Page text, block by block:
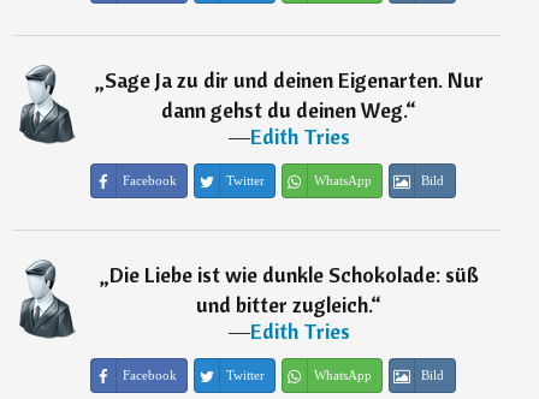
„Sage Ja zu dir und deinen Eigenarten. Nur
dann gehst du deinen Weg.“
―Edith Tries
Facebook Twitter WhatsApp Bild
„Die Liebe ist wie dunkle Schokolade: süß
und bitter zugleich.“
―Edith Tries
Facebook Twitter WhatsApp Bild